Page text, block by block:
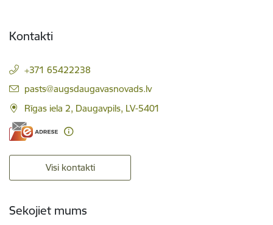
Kontakti
+371 65422238
E-pasts:
pasts@augsdaugavasnovads.lv
Rīgas iela 2, Daugavpils, LV-5401
Visi kontakti
Sekojiet mums